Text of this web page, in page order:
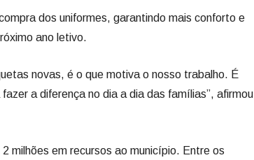
dos uniformes, garantindo mais conforto e
ano letivo.
novas, é o que motiva o nosso trabalho. É
a diferença no dia a dia das famílias”, afirmou
milhões em recursos ao município. Entre os